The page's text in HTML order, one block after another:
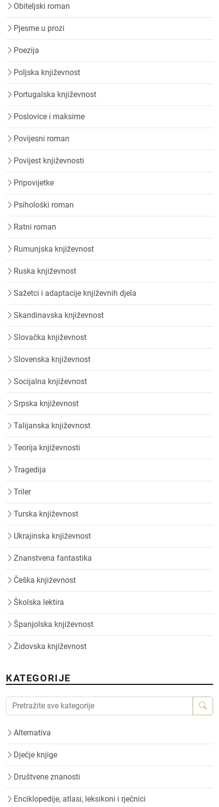
Obiteljski roman
Pjesme u prozi
Poezija
Poljska književnost
Portugalska književnost
Poslovice i maksime
Povijesni roman
Povijest književnosti
Pripovijetke
Psihološki roman
Ratni roman
Rumunjska književnost
Ruska književnost
Sažetci i adaptacije književnih djela
Skandinavska književnost
Slovačka književnost
Slovenska književnost
Socijalna književnost
Srpska književnost
Talijanska književnost
Teorija književnosti
Tragedija
Triler
Turska književnost
Ukrajinska književnost
Znanstvena fantastika
Češka književnost
Školska lektira
Španjolska književnost
Židovska književnost
KATEGORIJE
Alternativa
Dječje knjige
Društvene znanosti
Enciklopedije, atlasi, leksikoni i rječnici